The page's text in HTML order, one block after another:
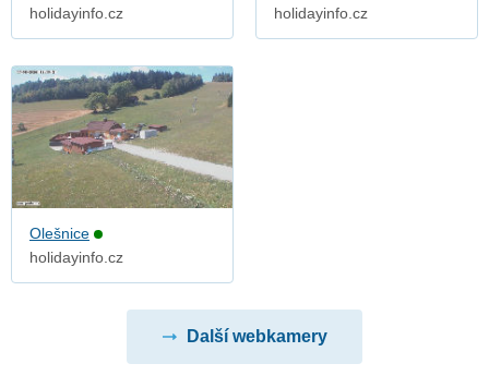
holidayinfo.cz
holidayinfo.cz
Olešnice
holidayinfo.cz
Další webkamery